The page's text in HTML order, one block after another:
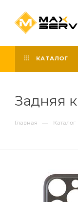
КАТАЛОГ
Задняя
Главная — Каталог